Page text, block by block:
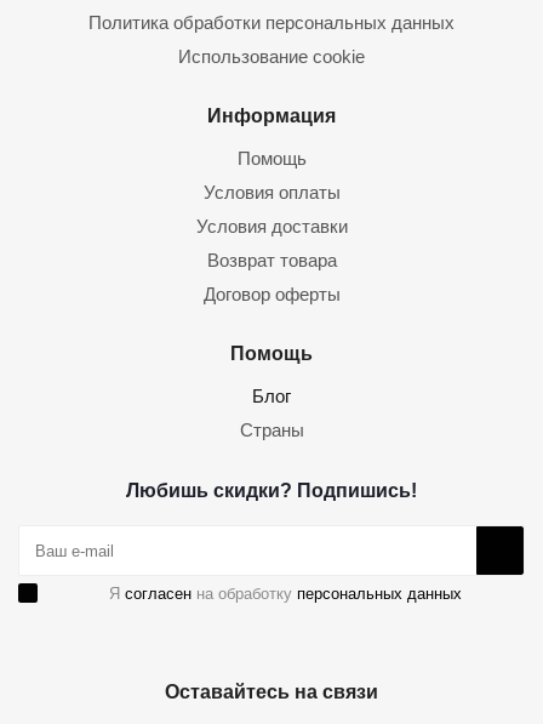
Политика обработки персональных данных
Использование cookie
Информация
Помощь
Условия оплаты
Условия доставки
Возврат товара
Договор оферты
Помощь
Блог
Страны
Любишь скидки? Подпишись!
Я согласен на обработку персональных данных
Оставайтесь на связи